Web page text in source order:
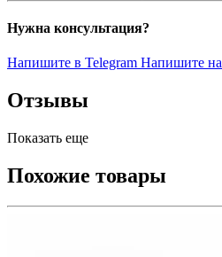
Нужна консультация?
Напишите в Telegram Напишите
Отзывы
Показать еще
Похожие товары